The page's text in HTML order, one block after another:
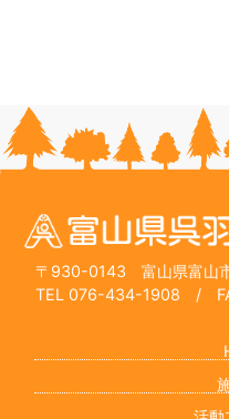
〒930-0143 富山県富山
TEL 076-434-1908 /